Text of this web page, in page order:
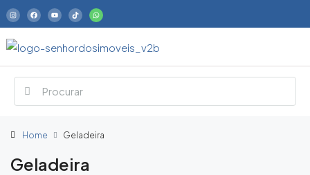
Home Geladeira
Geladeira